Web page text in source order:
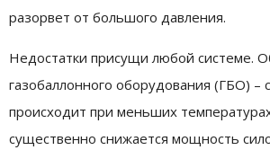
разорвет от большого давления.
Недостатки присущи любой системе.
газобаллонного оборудования (ГБО) –
происходит при меньших
существенно снижается мощность